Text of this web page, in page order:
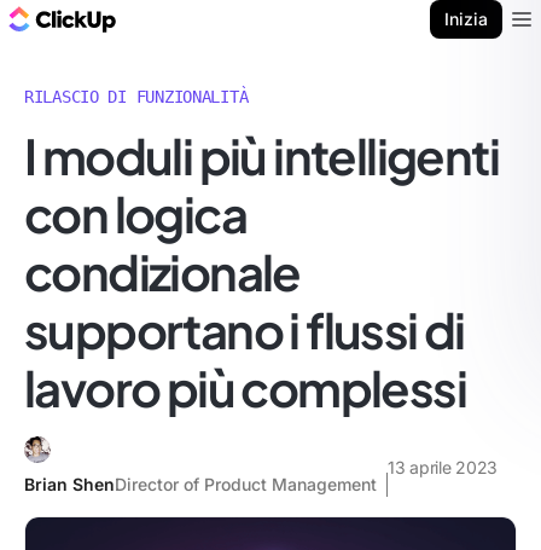
Inizia
RILASCIO DI FUNZIONALITÀ
I moduli più intelligenti
con logica
condizionale
supportano i flussi di
lavoro più complessi
Brian ShenDirector of Product Management
13 aprile 2023